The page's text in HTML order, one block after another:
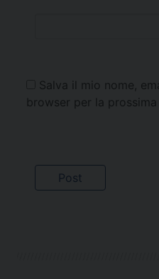
Salva il mio nome,
browser per la